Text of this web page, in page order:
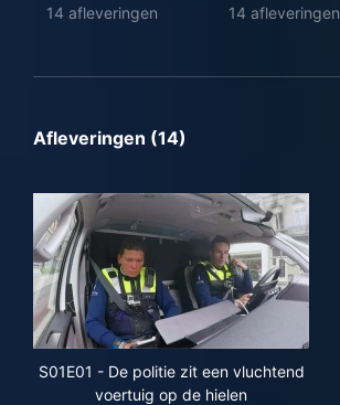
14 afleveringen
14 afleveringen
Afleveringen (14)
S01E01 - De politie zit een vluchtend
voertuig op de hielen